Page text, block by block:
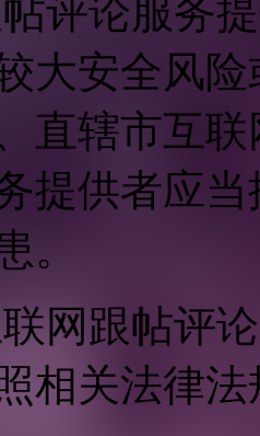
评论服务
大安全风
直辖市互
提供者应
。
网跟帖评
相关法律